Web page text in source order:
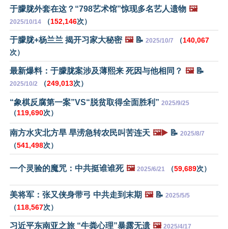
于朦胧外套在这？“798艺术馆”惊现多名艺人遗物 🖼️
2025/10/14 （152,146次）
于朦胧+杨兰兰 揭开习家大秘密 🖼️📝 2025/10/7 （140,067
次）
最新爆料：于朦胧案涉及薄熙来 死因与他相同？ 🖼️📝
2025/10/2 （249,013次）
“象棋反腐第一案”VS“脱贫取得全面胜利” 2025/9/25
（119,690次）
南方水灾北方旱 旱涝急转农民叫苦连天 🖼️▶️ 📝 2025/8/7
（541,498次）
一个灵验的魔咒：中共挺谁谁死 🖼️ 2025/6/21 （59,689次）
美将军：张又侠身带弓 中共走到末期 🖼️📝 2025/5/5
（118,567次）
习近平东南亚之旅 “牛粪心理”暴露无遗 🖼️ 2025/4/17